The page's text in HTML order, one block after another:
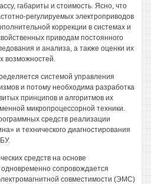
габариты и стоимость. Ясно, что
регулируемых электроприводов
коррекции в системах и
приводам постоянного
и анализа, а также оценки их
возможностей.
системой управления
и потому необходима разработка
принципов и алгоритмов их
микропроцессорной техники.
средств реализации
и технического диагностирования
средств на основе
сопровождается
совместимости (ЭМС)